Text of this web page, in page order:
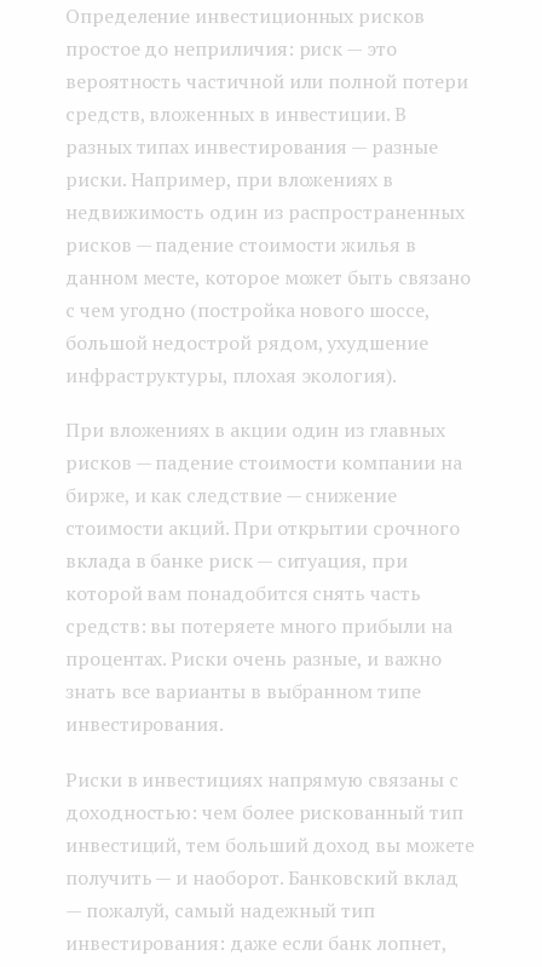
Определение инвестиционных рисков
простое до неприличия: риск — это
вероятность частичной или полной потери
средств, вложенных в инвестиции. В
разных типах инвестирования — разные
риски. Например, при вложениях в
недвижимость один из распространенных
рисков — падение стоимости жилья в
данном месте, которое может быть связано
с чем угодно (постройка нового шоссе,
большой недострой рядом, ухудшение
инфраструктуры, плохая экология).
При вложениях в акции один из главных
рисков — падение стоимости компании на
бирже, и как следствие — снижение
стоимости акций. При открытии срочного
вклада в банке риск — ситуация, при
которой вам понадобится снять часть
средств: вы потеряете много прибыли на
процентах. Риски очень разные, и важно
знать все варианты в выбранном типе
инвестирования.
Риски в инвестициях напрямую связаны с
доходностью: чем более рискованный тип
инвестиций, тем больший доход вы можете
получить — и наоборот. Банковский вклад
— пожалуй, самый надежный тип
инвестирования: даже если банк лопнет,